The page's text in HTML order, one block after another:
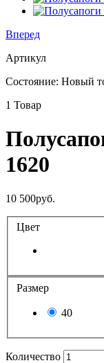
Вперед
Артикул
Состояние: Новый
1 Товар
1620
10 500руб.
Цвет
Размер
40
Количество